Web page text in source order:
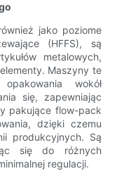
jako poziome
(HFFS), są
metalowych,
Maszyny te
wokół
się, zapewniając
pakujące flow-pack
dzięki czemu
produkcyjnych. Są
się do różnych
regulacji.